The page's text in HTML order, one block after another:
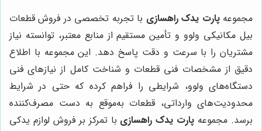
مجموعهپارت یدک راهسازی با تجربه تخصصی در فروش قطعات
بیل مکانیکی ولوو و تأمین مستقیم از منابع معتبر، توانسته نیاز
مشتریان را با سرعت و دقت پاسخ دهد. این مجموعه با اطلاع
دقیق از مشخصات فنی قطعات و شناخت کامل از نیازهای فنی
دستگاه‌های ولوو، شرایطی را فراهم کرده که حتی در شرایط
محدودیت‌های وارداتی، قطعات به‌موقع به دست مصرف‌کننده
برسد. مجموعه پارت یدک راهسازی با تمرکز بر فروش لوازم یدکی